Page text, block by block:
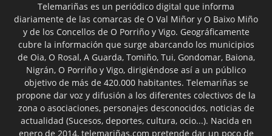
Telemariñas es un periódico digital que informa
diariamente de las comarcas de O Val Miñor y O Baixo Miño
y de los Concellos de O Porriño y Vigo. Geográficamente
cubre la información que surge abarcando los municipios
de Oia, O Rosal, A Guarda, Tomiño, Tui, Gondomar, Baiona,
Nigrán, O Porriño y Vigo, dirigiéndose así a un público
objetivo de más de 420.000 habitantes. Telemariñas se
propone dar voz y difusión a los diferentes colectivos de la
zona o asociaciones, personajes desconocidos, noticias de
actualidad (Sucesos, deportes, cultura, ocio...). Nacida en
enero de 2014, telemariñas.com pretende dar un poco de